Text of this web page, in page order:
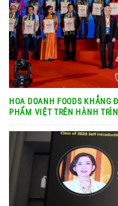
HOA DOANH FOODS
PHẨM VIỆT TRÊN HÀNH